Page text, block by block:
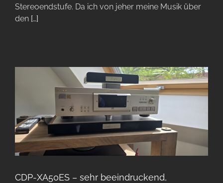
Stereoendstufe. Da ich von jeher meine Musik über
den […]
CDP-XA50ES – sehr beeindruckend,